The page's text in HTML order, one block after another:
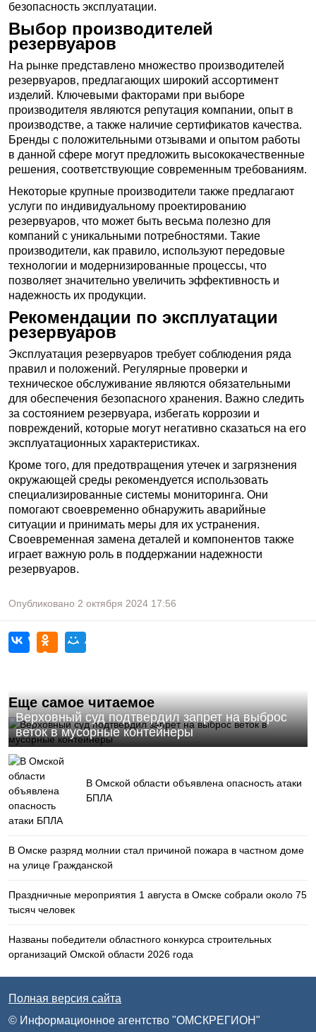
безопасность эксплуатации.
Выбор производителей
резервуаров
На рынке представлено множество производителей
резервуаров, предлагающих широкий ассортимент
изделий. Ключевыми факторами при выборе
производителя являются репутация компании, опыт в
производстве, а также наличие сертификатов качества.
Бренды с положительными отзывами и опытом работы
в данной сфере могут предложить высококачественные
решения, соответствующие современным требованиям.
Некоторые крупные производители также предлагают
услуги по индивидуальному проектированию
резервуаров, что может быть весьма полезно для
компаний с уникальными потребностями. Такие
производители, как правило, используют передовые
технологии и модернизированные процессы, что
позволяет значительно увеличить эффективность и
надежность их продукции.
Рекомендации по эксплуатации
резервуаров
Эксплуатация резервуаров требует соблюдения ряда
правил и положений. Регулярные проверки и
техническое обслуживание являются обязательными
для обеспечения безопасного хранения. Важно следить
за состоянием резервуара, избегать коррозии и
повреждений, которые могут негативно сказаться на его
эксплуатационных характеристиках.
Кроме того, для предотвращения утечек и загрязнения
окружающей среды рекомендуется использовать
специализированные системы мониторинга. Они
помогают своевременно обнаружить аварийные
ситуации и принимать меры для их устранения.
Своевременная замена деталей и компонентов также
играет важную роль в поддержании надежности
резервуаров.
Опубликовано 2 октября 2024 17:56
Еще самое читаемое
Верховный суд подтвердил запрет на выброс
веток в мусорные контейнеры
В Омской области объявлена опасность атаки
БПЛА
В Омске разряд молнии стал причиной пожара в частном доме
на улице Гражданской
Праздничные мероприятия 1 августа в Омске собрали около 75
тысяч человек
Названы победители областного конкурса строительных
организаций Омской области 2026 года
Полная версия сайта
© Информационное агентство "ОМСКРЕГИОН"